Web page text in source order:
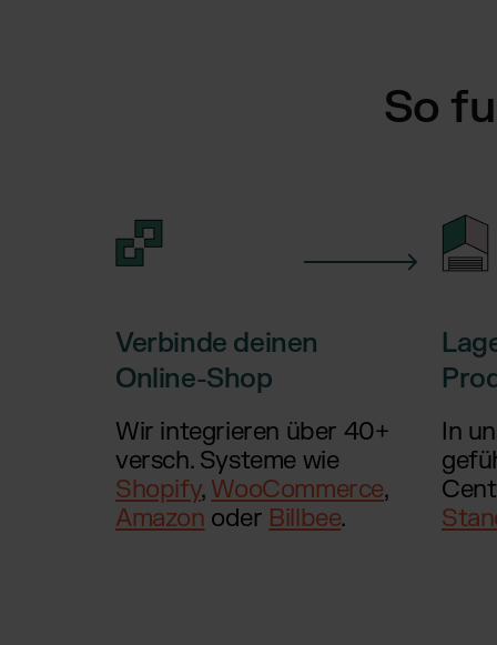
So
Verbinde deinen
Online-Shop
Wir integrieren über 40+
versch. Systeme wie
Shopify, WooCommerce,
Amazon oder Billbee.
In